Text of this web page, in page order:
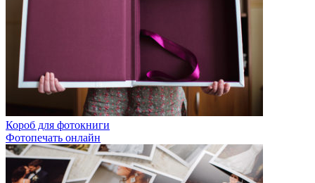
Короб для фотокниги
Фотопечать онлайн